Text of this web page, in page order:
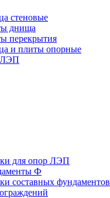
стеновые
днища
перекрытия
и плиты опорные
ЛЭП
для опор ЛЭП
Ф
составных фундаментов